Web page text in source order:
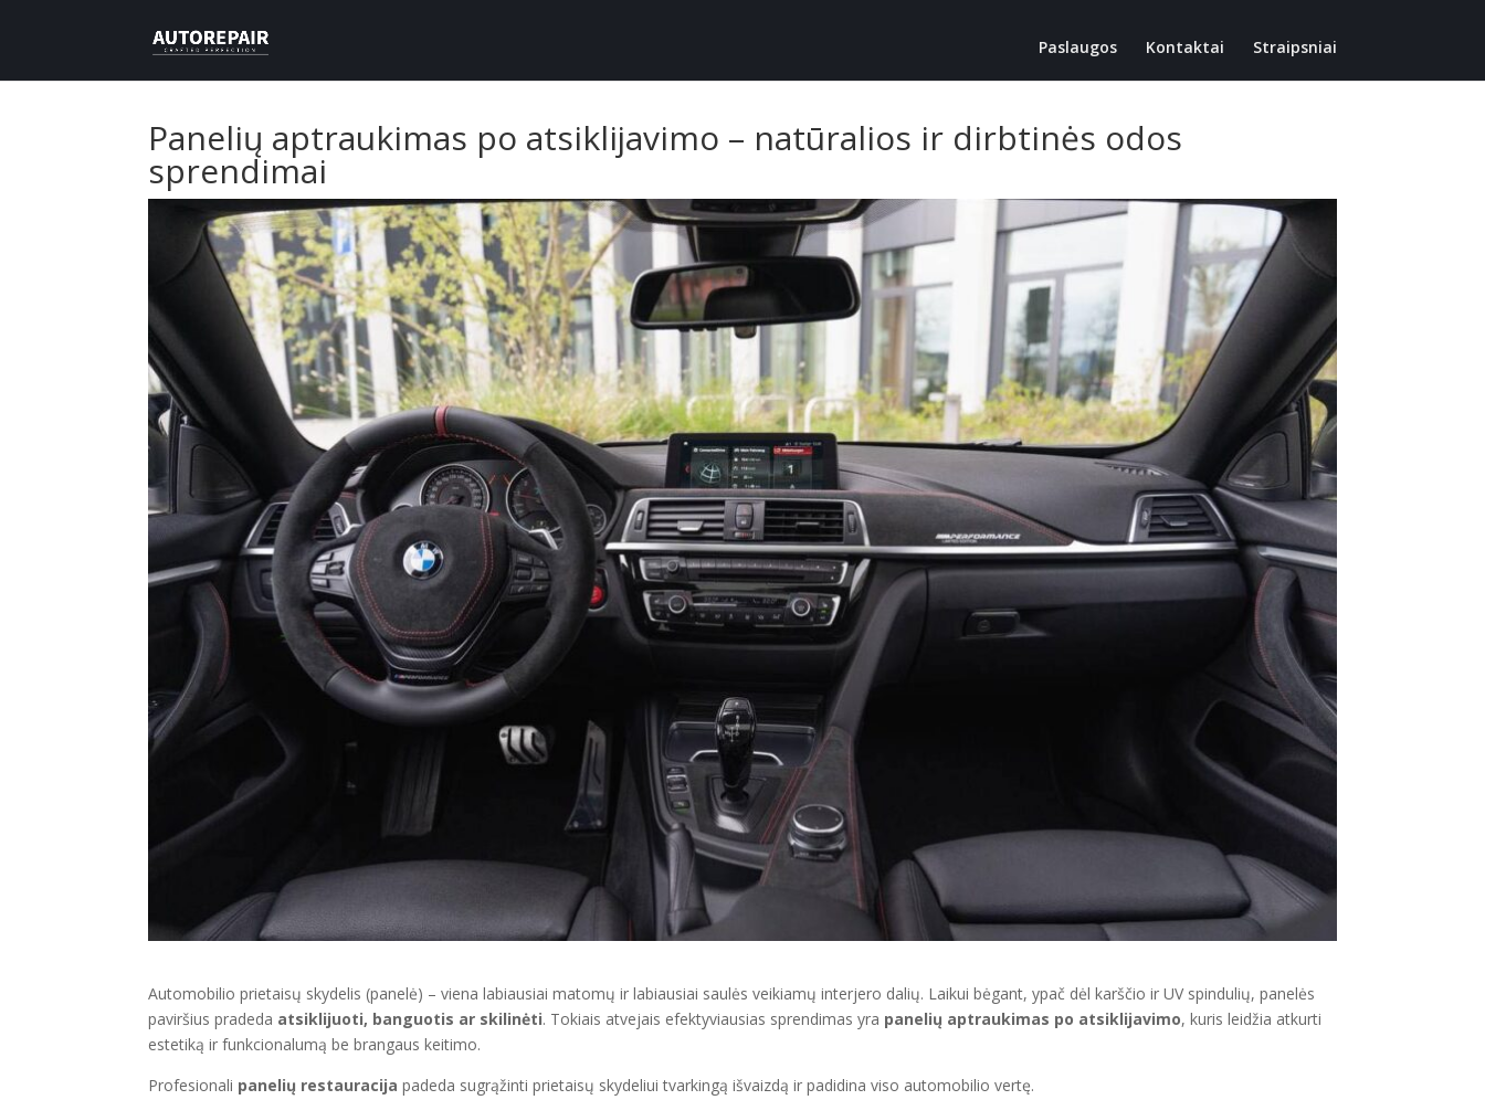
Paslaugos Kontaktai Straipsniai
Panelių aptraukimas po atsiklijavimo – natūralios ir dirbtinės odos
sprendimai
Automobilio prietaisų skydelis (panelė) – viena labiausiai matomų ir labiausiai saulės veikiamų interjero dalių. Laikui bėgant, ypač dėl karščio ir UV spindulių, panelės
paviršius pradeda atsiklijuoti, banguotis ar skilinėti. Tokiais atvejais efektyviausias sprendimas yra panelių aptraukimas po atsiklijavimo, kuris leidžia atkurti
estetiką ir funkcionalumą be brangaus keitimo.
Profesionali panelių restauracija padeda sugrąžinti prietaisų skydeliui tvarkingą išvaizdą ir padidina viso automobilio vertę.